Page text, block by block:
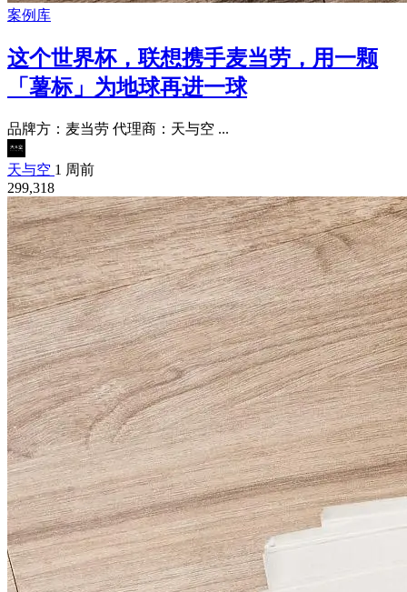
案例库
这个世界杯，联想携手麦当劳，用一颗
「薯标」为地球再进一球
品牌方：麦当劳 代理商：天与空 ...
天与空 1 周前
299,318